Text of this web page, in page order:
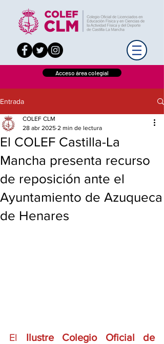
Acceso área colegial
Entrada
El COLEF Castilla-La
Mancha presenta recurso
de reposición ante el
Ayuntamiento de Azuqueca
de Henares
COLEF CLM
28 abr 2025 2 min de lectura
El Ilustre Colegio Oficial de